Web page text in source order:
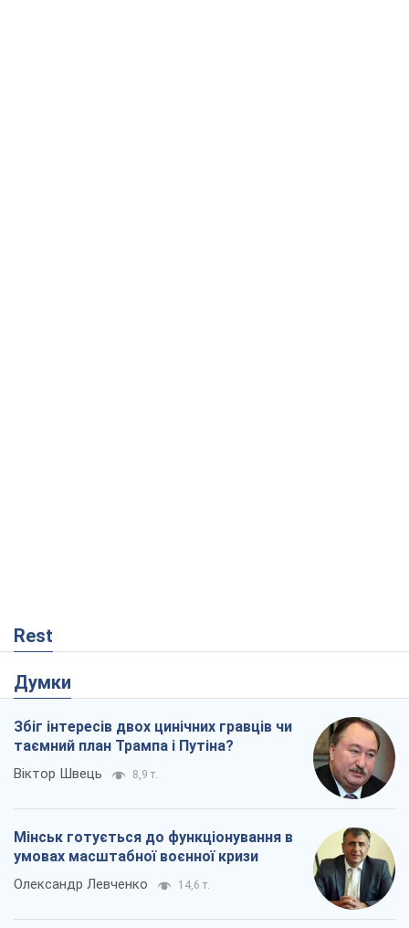
Rest
Думки
Збіг інтересів двох цинічних гравців чи
таємний план Трампа і Путіна?
Віктор Швець 8,9 т.
Мінськ готується до функціонування в
умовах масштабної воєнної кризи
Олександр Левченко 14,6 т.